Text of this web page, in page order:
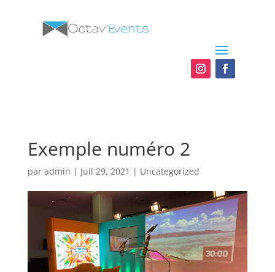
Exemple numéro 2
par admin | Juil 29, 2021 | Uncategorized